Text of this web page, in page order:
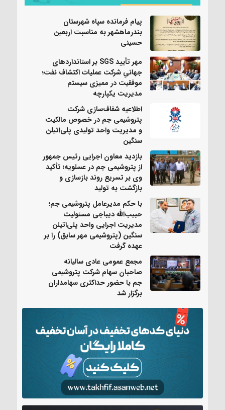
پیام فرمانده سپاه شهرستان
بندرماهشهر به مناسبت اربعین
حسینی
مهر تأیید SGS بر استانداردهای
جهانیِ شرکت عملیات اکتشاف نفت؛
موفقیت در ممیزی سیستم
مدیریت یکپارچه
اطلاعیه شفاف‌سازی شرکت
پتروشیمی جم در خصوص مالکیت
و مدیریت واحد تولیدی پلی‌اتیلن
سنگین
بازدید معاون اجرایی رئیس جمهور
از پتروشیمی جم در عسلویه؛ تأکید
وی بر تسریع روند بازسازی و
بازگشت به تولید
با حکم مدیرعامل پتروشیمی جم؛
حبیب‌الله دیباجی مسئولیت
مدیریت اجرایی واحد پلی‌اتیلن
سنگین (پتروشیمی مهر سابق) را بر
عهده گرفت
مجمع عمومی عادی سالیانه
صاحبان سهام شرکت پتروشیمی
جم با حضور حداکثری سهامداران
برگزار شد